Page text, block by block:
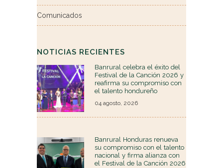
Comunicados
NOTICIAS RECIENTES
Banrural celebra el éxito del
Festival de la Canción 2026 y
reafirma su compromiso con
el talento hondureño
04 agosto, 2026
Banrural Honduras renueva
su compromiso con el talento
nacional y firma alianza con
el Festival de la Canción 2026